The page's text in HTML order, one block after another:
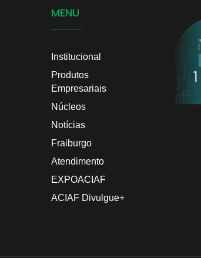
MENU
Institucional
Produtos
Empresariais
Núcleos
Notícias
Fraiburgo
Atendimento
EXPOACIAF
ACIAF Divulgue+